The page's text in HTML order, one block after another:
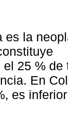
es la
25 % de
En
es